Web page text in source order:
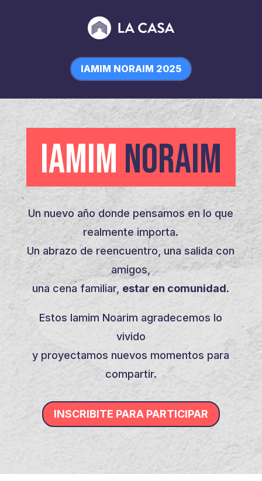
IAMIM NORAIM 2025
IAMIM NORAIM
Un nuevo año donde pensamos en lo que
realmente importa.
Un abrazo de reencuentro, una salida con
amigos,
una cena familiar, estar en comunidad.
Estos Iamim Noarim agradecemos lo
vivido
y proyectamos nuevos momentos para
compartir.
INSCRIBITE PARA PARTICIPAR